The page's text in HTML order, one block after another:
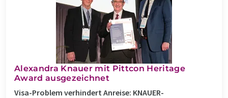
Alexandra Knauer mit Pittcon Heritage
Award ausgezeichnet
Visa-Problem verhindert Anreise: KNAUER-